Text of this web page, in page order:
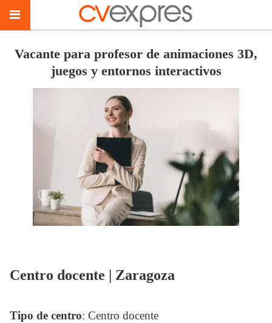
Vacante para profesor de animaciones 3D,
juegos y entornos interactivos
Centro docente | Zaragoza
Tipo de centro: Centro docente